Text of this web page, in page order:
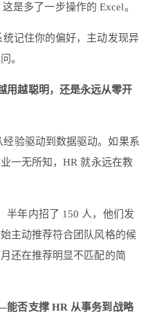
是多了一步操作的 Excel。
记住你的偏好，主动发现异
。
越聪明，还是永远从零开
验驱动到数据驱动。如果系
一无所知，HR 就永远在教
半年内招了 150 人，他们发
主动推荐符合团队风格的候
还在推荐明显不匹配的简
否支撑 HR 从事务到战略